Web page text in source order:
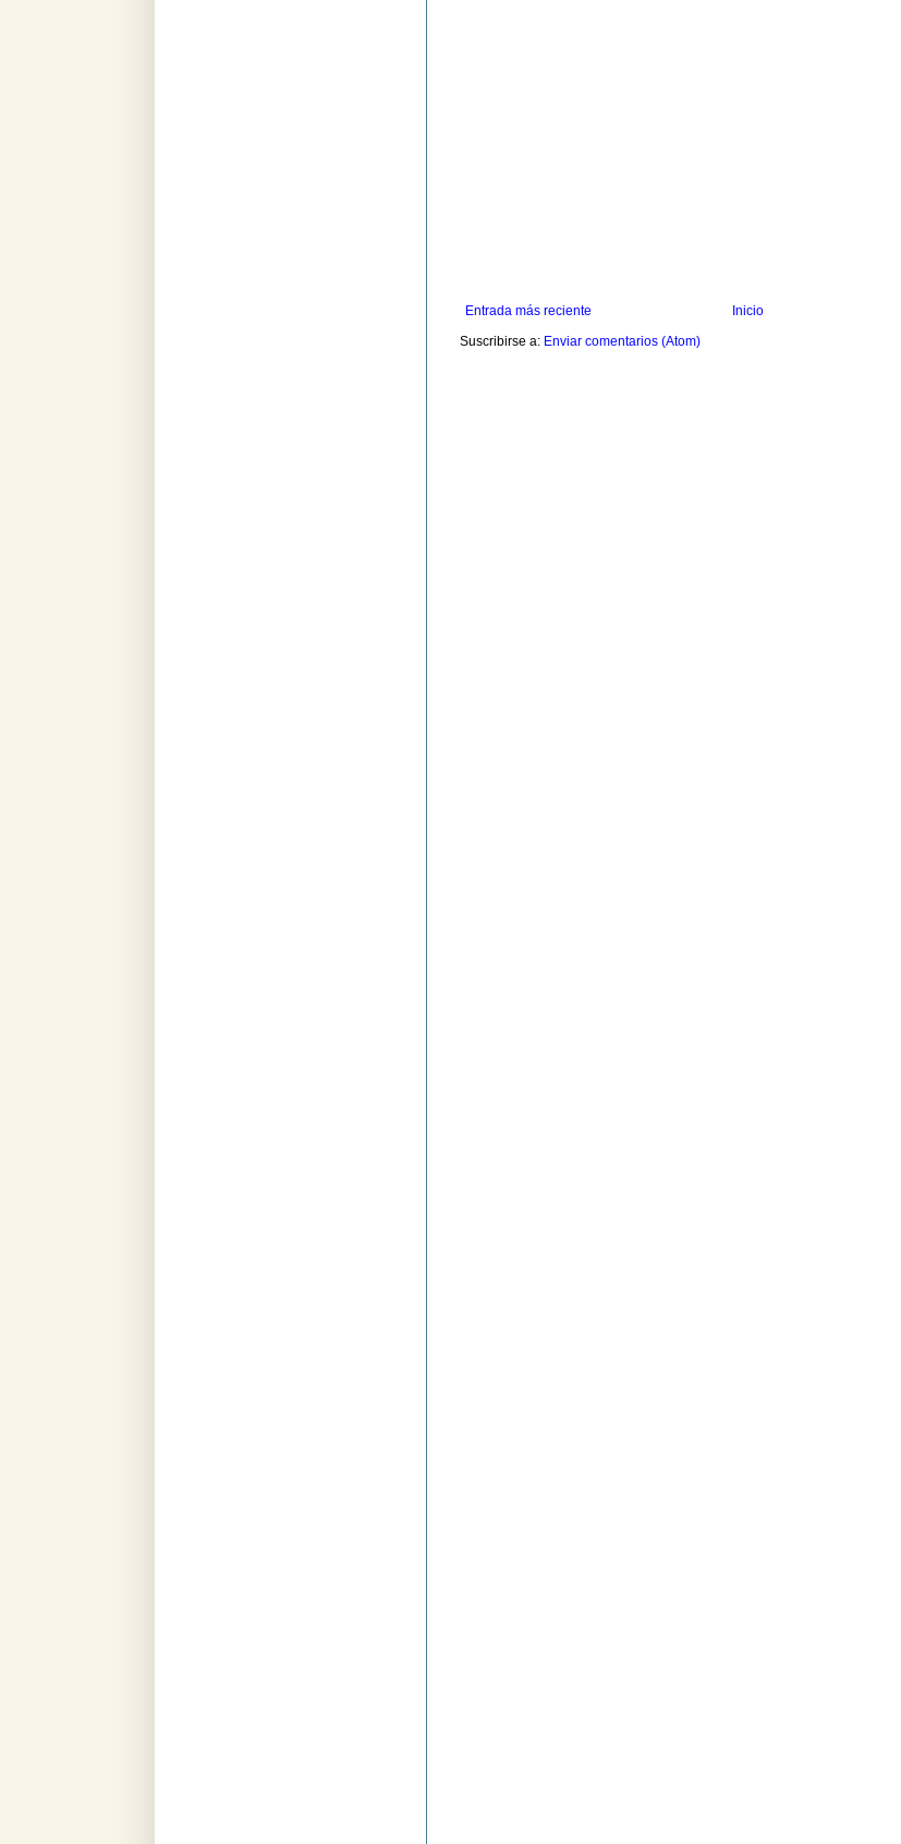
Entrada más reciente
Inicio
Suscribirse a: Enviar comentarios (Atom)